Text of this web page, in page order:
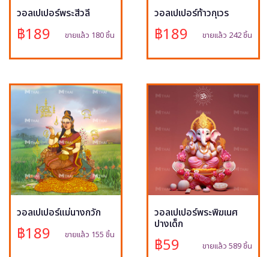
วอลเปเปอร์พระสีวลี
฿189 ขายแล้ว 180 ชิ้น
วอลเปเปอร์ท้าวกุเวร
฿189 ขายแล้ว 242 ชิ้น
วอลเปเปอร์แม่นางกวัก
฿189 ขายแล้ว 155 ชิ้น
วอลเปเปอร์พระพิฆเนศ
ปางเด็ก
฿59 ขายแล้ว 589 ชิ้น